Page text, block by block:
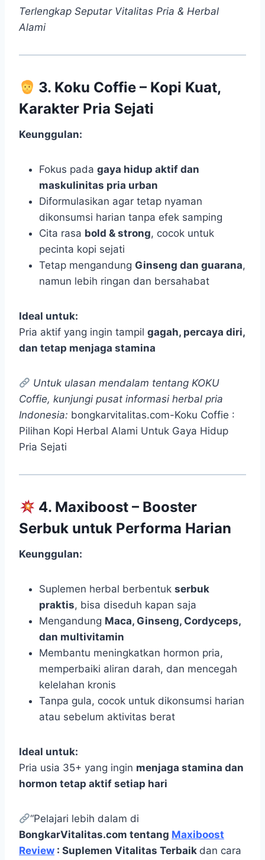
Terlengkap Seputar Vitalitas Pria & Herbal
Alami
3. Koku Coffie – Kopi Kuat,
Karakter Pria Sejati
Keunggulan:
Fokus pada gaya hidup aktif dan
maskulinitas pria urban
Diformulasikan agar tetap nyaman
dikonsumsi harian tanpa efek samping
Cita rasa bold & strong, cocok untuk
pecinta kopi sejati
Tetap mengandung Ginseng dan guarana,
namun lebih ringan dan bersahabat
Ideal untuk:
Pria aktif yang ingin tampil gagah, percaya diri,
dan tetap menjaga stamina
Untuk ulasan mendalam tentang KOKU
Coffie, kunjungi pusat informasi herbal pria
Indonesia: bongkarvitalitas.com-Koku Coffie :
Pilihan Kopi Herbal Alami Untuk Gaya Hidup
Pria Sejati
4. Maxiboost – Booster
Serbuk untuk Performa Harian
Keunggulan:
Suplemen herbal berbentuk serbuk
praktis, bisa diseduh kapan saja
Mengandung Maca, Ginseng, Cordyceps,
dan multivitamin
Membantu meningkatkan hormon pria,
memperbaiki aliran darah, dan mencegah
kelelahan kronis
Tanpa gula, cocok untuk dikonsumsi harian
atau sebelum aktivitas berat
Ideal untuk:
Pria usia 35+ yang ingin menjaga stamina dan
hormon tetap aktif setiap hari
“Pelajari lebih dalam di
BongkarVitalitas.com tentang Maxiboost
Review : Suplemen Vitalitas Terbaik dan cara